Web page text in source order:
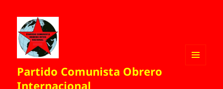
Partido Comunista Obrero
Internacional